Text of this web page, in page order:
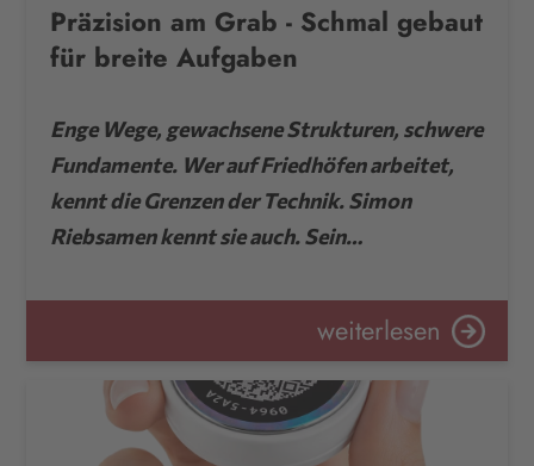
Präzision am Grab - Schmal gebaut
für breite Aufgaben
Enge Wege, gewachsene Strukturen, schwere
Fundamente. Wer auf Friedhöfen arbeitet,
kennt die Grenzen der Technik. Simon
Riebsamen kennt sie auch. Sein…
weiterlesen